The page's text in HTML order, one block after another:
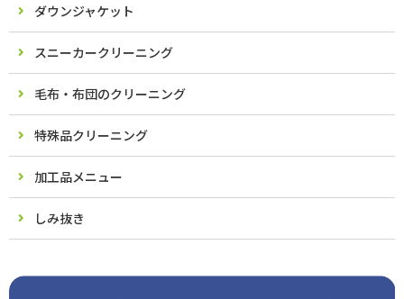
ダウンジャケット
スニーカークリーニング
毛布・布団のクリーニング
特殊品クリーニング
加工品メニュー
しみ抜き